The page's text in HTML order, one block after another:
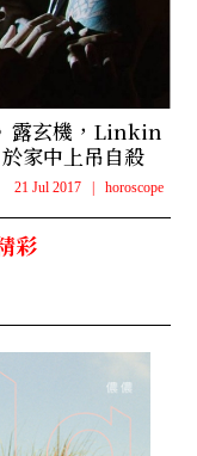
露玄機，Linkin
家中上吊自殺
21 Jul 2017 horoscope
彩